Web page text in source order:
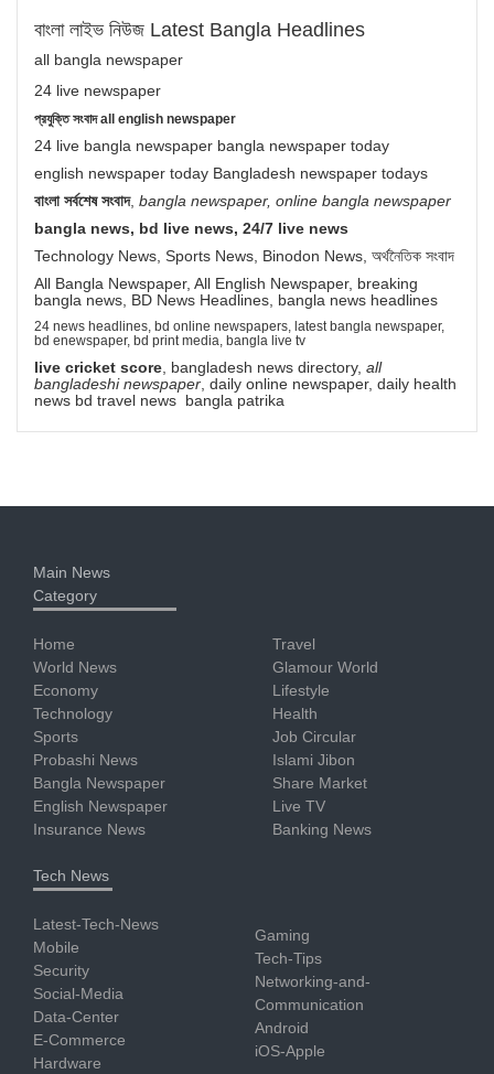
বাংলা লাইভ নিউজ Latest Bangla Headlines
all bangla newspaper
24 live newspaper
প্রযুক্তি সংবাদ all english newspaper
24 live bangla newspaper bangla newspaper today
english newspaper today Bangladesh newspaper todays
বাংলা সর্বশেষ সংবাদ, bangla newspaper, online bangla newspaper
bangla news, bd live news, 24/7 live news
Technology News, Sports News, Binodon News, অর্থনৈতিক সংবাদ
All Bangla Newspaper, All English Newspaper, breaking
bangla news, BD News Headlines, bangla news headlines
24 news headlines, bd online newspapers, latest bangla newspaper,
bd enewspaper, bd print media, bangla live tv
live cricket score , bangladesh news directory, all
bangladeshi newspaper , daily online newspaper, daily health
news bd travel news bangla patrika
Main News
Category
Home
World News
Economy
Technology
Sports
Probashi News
Bangla Newspaper
English Newspaper
Insurance News
Travel
Glamour World
Lifestyle
Health
Job Circular
Islami Jibon
Share Market
Live TV
Banking News
Tech News
Latest-Tech-News
Mobile
Security
Social-Media
Data-Center
E-Commerce
Hardware
Gaming
Tech-Tips
Networking-and-
Communication
Android
iOS-Apple